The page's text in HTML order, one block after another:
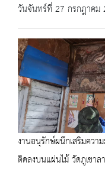
วันจันทร์ที่ 27 กรกฎาคม
งานอนุรักษ์ผนึกเสริมควา
ติดลงบนแผ่นไม้ วัดภูเขาล